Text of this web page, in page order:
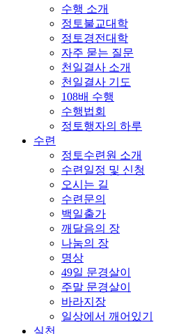
수행 소개
정토불교대학
정토경전대학
자주 묻는 질문
천일결사 소개
천일결사 기도
108배 수행
수행법회
정토행자의 하루
수련
정토수련원 소개
수련일정 및 신청
오시는 길
수련문의
백일출가
깨달음의 장
나눔의 장
명상
49일 문경살이
주말 문경살이
바라지장
일상에서 깨어있기
실천